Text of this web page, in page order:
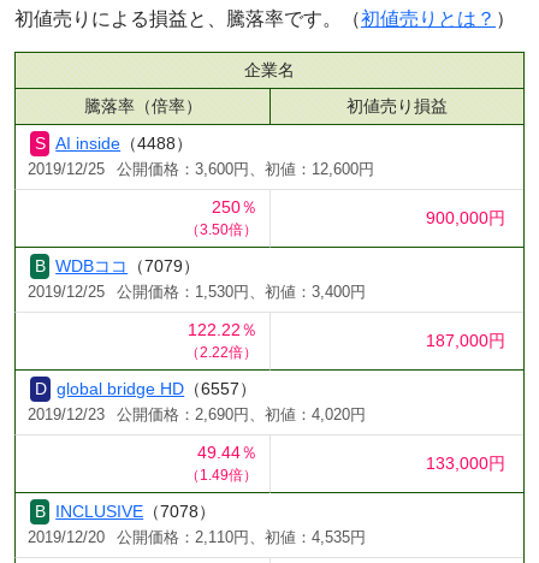
初値売りによる損益と、騰落率です。（初値売りとは？ ）
企業名
騰落率（倍率）
初値売り損益
AI inside （4488）
2019/12/25 公開価格：3,600円、初値：12,600円
250％
（3.50倍）
900,000円
WDBココ （7079）
2019/12/25 公開価格：1,530円、初値：3,400円
122.22％
（2.22倍）
187,000円
global bridge HD （6557）
2019/12/23 公開価格：2,690円、初値：4,020円
49.44％
（1.49倍）
133,000円
INCLUSIVE （7078）
2019/12/20 公開価格：2,110円、初値：4,535円